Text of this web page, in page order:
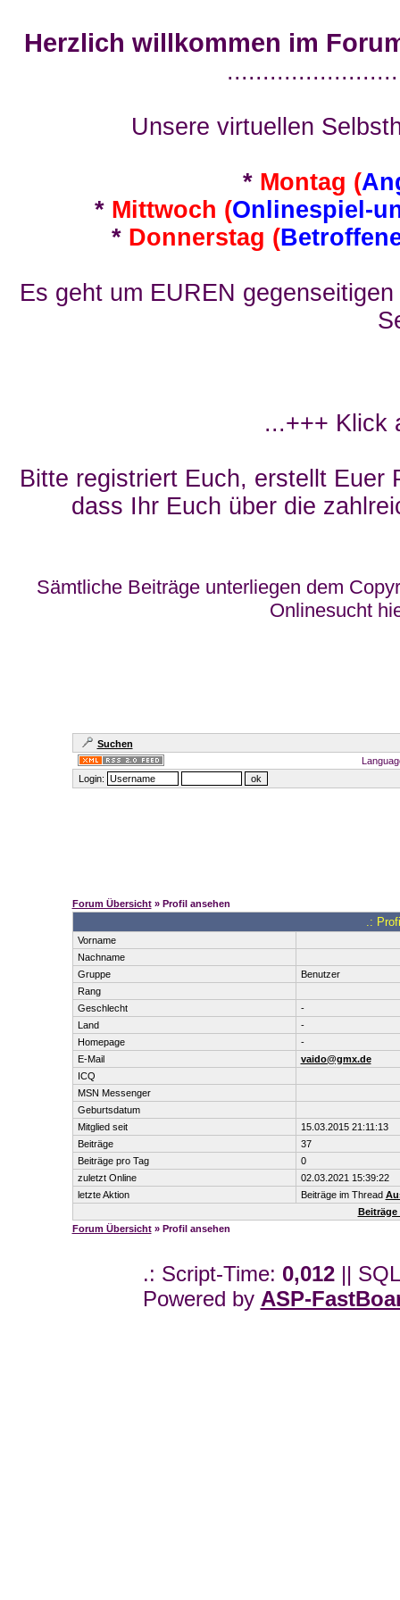
Herzlich willkommen im
Unsere virtuellen
* Montag (
* Mittwoch (Onlinespiel-
* Donnerstag (
Es geht um EUREN
...+++ Klick
Bitte registriert Euch, erstellt Euer
dass Ihr Euch über die
Sämtliche Beiträge unterliegen dem
Onlinesucht
Suchen
Login:
Forum Übersicht» Profil ansehen
.:
Vorname
Nachname
Gruppe
Benutzer
Rang
Geschlecht
-
Land
-
Homepage
-
E-Mail
vaido@gmx.de
ICQ
MSN Messenger
Geburtsdatum
Mitglied seit
15.03.2015 21:11:13
Beiträge
37
Beiträge pro Tag
0
zuletzt Online
02.03.2021 15:39:22
letzte Aktion
Beiträge im Thread
Beiträge
Forum Übersicht» Profil ansehen
.: Script-Time: 0,012||
Powered by ASP-